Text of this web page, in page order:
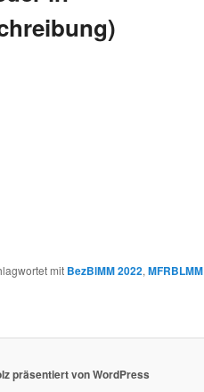
mit BezBlMM 2022, MFRBLMM
präsentiert von WordPress